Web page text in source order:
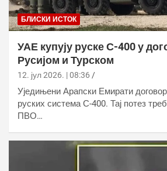
БЛИСКИ ИСТОК
УАЕ купују руске С-400 у
Русијом и Турском
12. јул 2026. | 08:36
Уједињени Арапски Емирати
руских система С-400. Тај потез
ПВО…